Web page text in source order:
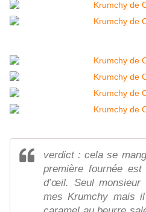
verdict : cela se
première fournée
d’œil. Seul monsieur
mes Krumchy mais